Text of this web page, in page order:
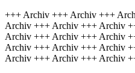
+++ Archiv +++ Archiv +++
Archiv +++ Archiv +++ Archiv
Archiv +++ Archiv +++ Archiv
Archiv +++ Archiv +++ Archiv
Archiv +++ Archiv +++ Archiv